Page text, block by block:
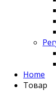
Home
Товар